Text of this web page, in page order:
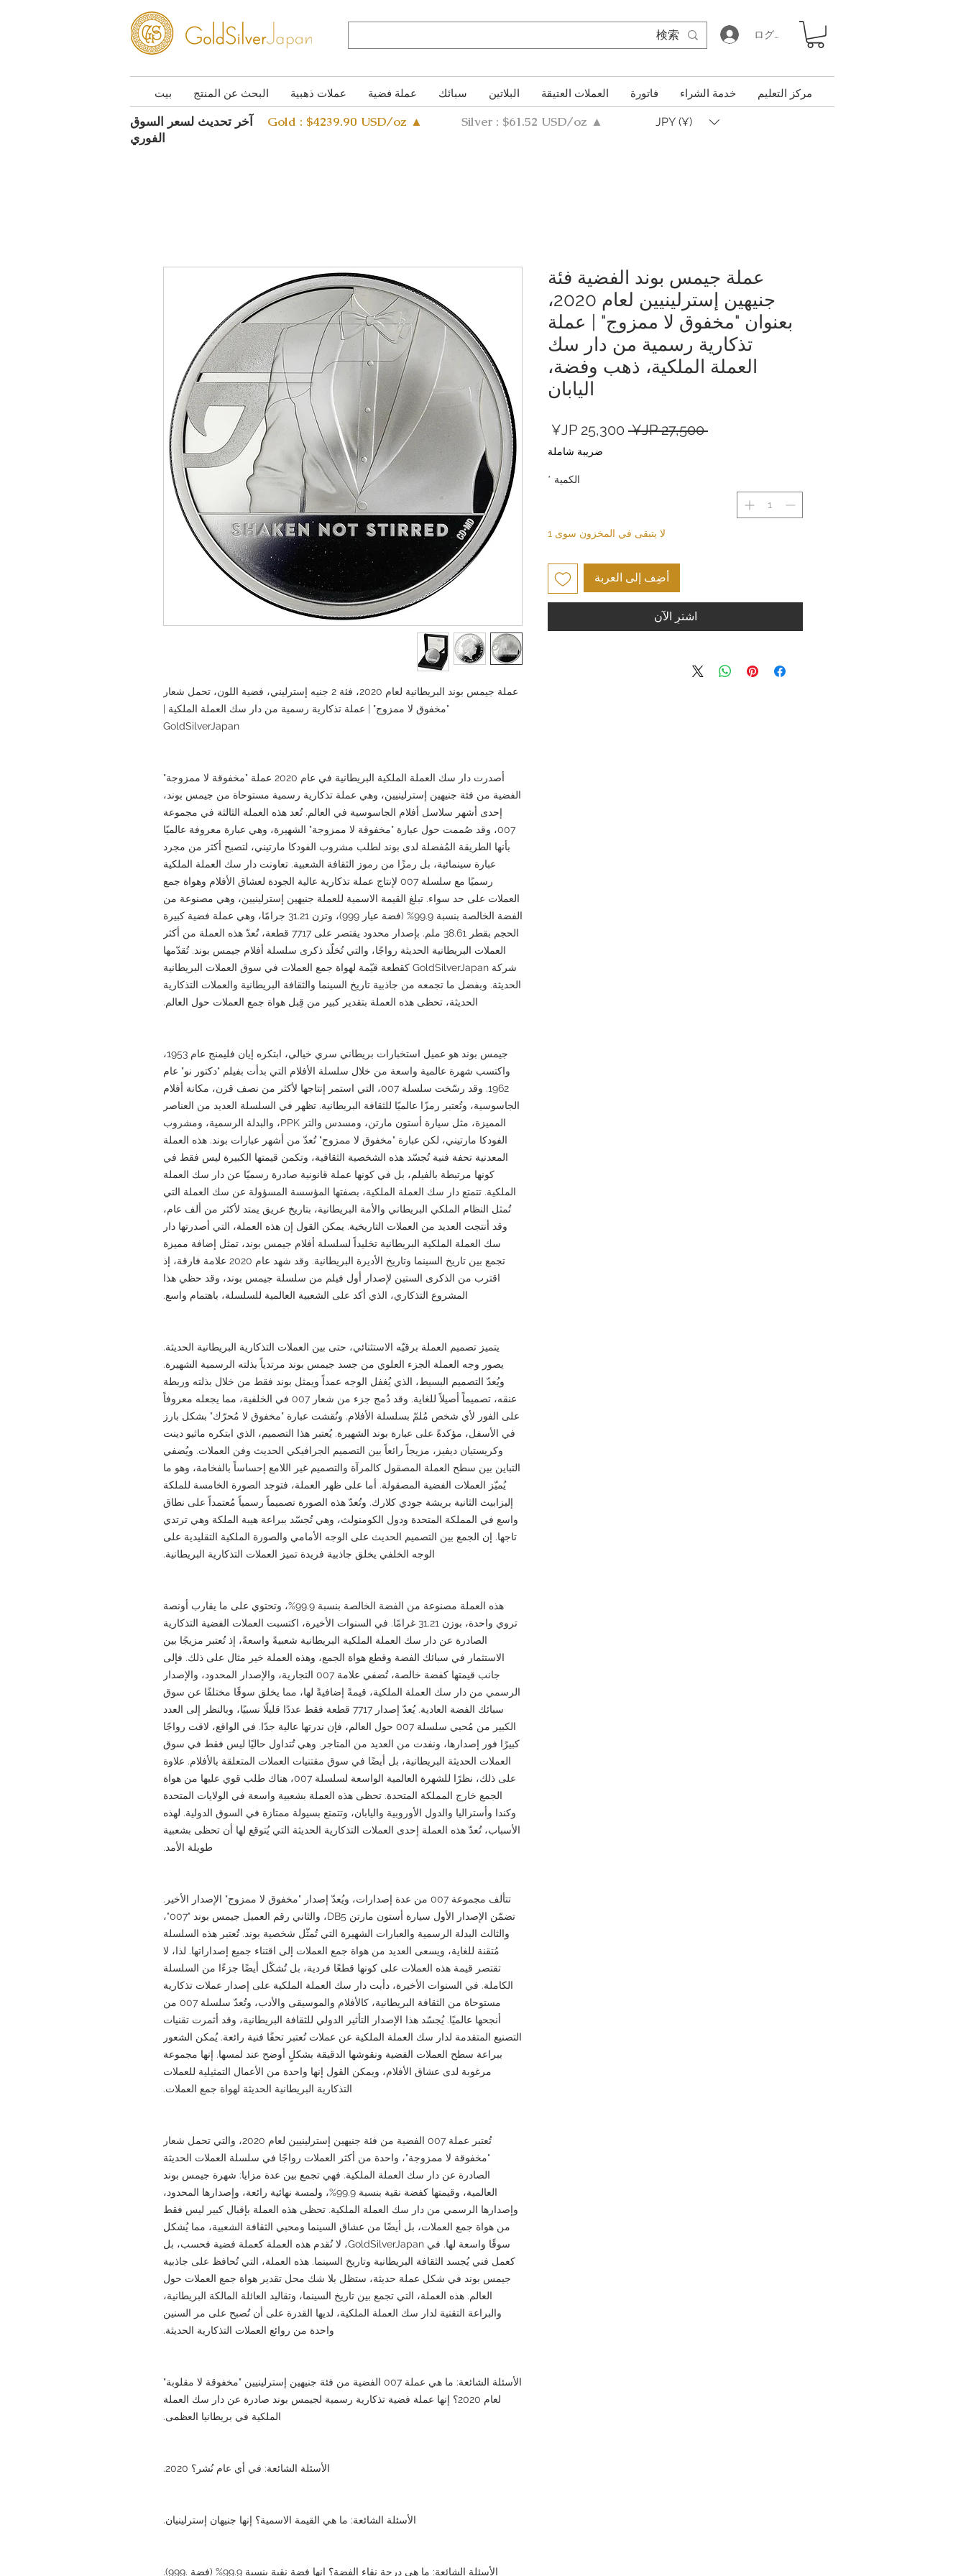
ログイン
بيت البحث عن المنتج عملات ذهبية عملة فضية سبائك البلاتين العملات العتيقة فاتورة خدمة الشراء مركز التعليم
آخر تحديث لسعر السوق
الفوري
Gold : $4239.90 USD/oz ▲ Silver : $61.52 USD/oz ▲ JPY (¥)
عملة جيمس بوند البريطانية لعام 2020، فئة 2 جنيه إسترليني، فضية اللون، تحمل شعار
"مخفوق لا ممزوج" | عملة تذكارية رسمية من دار سك العملة الملكية |
GoldSilverJapan
أصدرت دار سك العملة الملكية البريطانية في عام 2020 عملة "مخفوقة لا ممزوجة"
الفضية من فئة جنيهين إسترلينيين، وهي عملة تذكارية رسمية مستوحاة من جيمس بوند،
إحدى أشهر سلاسل أفلام الجاسوسية في العالم. تُعد هذه العملة الثالثة في مجموعة
007، وقد صُممت حول عبارة "مخفوقة لا ممزوجة" الشهيرة، وهي عبارة معروفة عالميًا
بأنها الطريقة المُفضلة لدى بوند لطلب مشروب الفودكا مارتيني، لتصبح أكثر من مجرد
عبارة سينمائية، بل رمزًا من رموز الثقافة الشعبية. تعاونت دار سك العملة الملكية
رسميًا مع سلسلة 007 لإنتاج عملة تذكارية عالية الجودة لعشاق الأفلام وهواة جمع
العملات على حد سواء. تبلغ القيمة الاسمية للعملة جنيهين إسترلينيين، وهي مصنوعة من
الفضة الخالصة بنسبة 99.9% (فضة عيار 999)، وتزن 31.21 جرامًا، وهي عملة فضية كبيرة
الحجم بقطر 38.61 ملم. بإصدار محدود يقتصر على 7717 قطعة، تُعدّ هذه العملة من أكثر
العملات البريطانية الحديثة رواجًا، والتي تُخلّد ذكرى سلسلة أفلام جيمس بوند. تُقدّمها
شركة GoldSilverJapan كقطعة قيّمة لهواة جمع العملات في سوق العملات البريطانية
الحديثة. وبفضل ما تجمعه من جاذبية تاريخ السينما والثقافة البريطانية والعملات التذكارية
الحديثة، تحظى هذه العملة بتقدير كبير من قِبل هواة جمع العملات حول العالم.
جيمس بوند هو عميل استخبارات بريطاني سري خيالي، ابتكره إيان فليمنج عام 1953،
واكتسب شهرة عالمية واسعة من خلال سلسلة الأفلام التي بدأت بفيلم "دكتور نو" عام
1962. وقد رسّخت سلسلة 007، التي استمر إنتاجها لأكثر من نصف قرن، مكانة أفلام
الجاسوسية، وتُعتبر رمزًا عالميًا للثقافة البريطانية. تظهر في السلسلة العديد من العناصر
المميزة، مثل سيارة أستون مارتن، ومسدس والتر PPK، والبدلة الرسمية، ومشروب
الفودكا مارتيني، لكن عبارة "مخفوق لا ممزوج" تُعدّ من أشهر عبارات بوند. هذه العملة
المعدنية تحفة فنية تُجسّد هذه الشخصية الثقافية، وتكمن قيمتها الكبيرة ليس فقط في
كونها مرتبطة بالفيلم، بل في كونها عملة قانونية صادرة رسميًا عن دار سك العملة
الملكية. تتمتع دار سك العملة الملكية، بصفتها المؤسسة المسؤولة عن سك العملة التي
تُمثل النظام الملكي البريطاني والأمة البريطانية، بتاريخ عريق يمتد لأكثر من ألف عام،
وقد أنتجت العديد من العملات التاريخية. يمكن القول إن هذه العملة، التي أصدرتها دار
سك العملة الملكية البريطانية تخليداً لسلسلة أفلام جيمس بوند، تمثل إضافة مميزة
تجمع بين تاريخ السينما وتاريخ الأديرة البريطانية. وقد شهد عام 2020 علامة فارقة، إذ
اقترب من الذكرى الستين لإصدار أول فيلم من سلسلة جيمس بوند، وقد حظي هذا
المشروع التذكاري، الذي أكد على الشعبية العالمية للسلسلة، باهتمام واسع.
يتميز تصميم العملة برقيّه الاستثنائي، حتى بين العملات التذكارية البريطانية الحديثة.
يصور وجه العملة الجزء العلوي من جسد جيمس بوند مرتدياً بذلته الرسمية الشهيرة.
ويُعدّ التصميم البسيط، الذي يُغفل الوجه عمداً ويمثل بوند فقط من خلال بذلته وربطة
عنقه، تصميماً أصيلاً للغاية. وقد دُمج جزء من شعار 007 في الخلفية، مما يجعله معروفاً
على الفور لأي شخص مُلمّ بسلسلة الأفلام. ونُقشت عبارة "مخفوق لا مُحرّك" بشكل بارز
في الأسفل، مؤكدةً على عبارة بوند الشهيرة. يُعتبر هذا التصميم، الذي ابتكره ماثيو دينت
وكريستيان ديفيز، مزيجاً رائعاً بين التصميم الجرافيكي الحديث وفن العملات. ويُضفي
التباين بين سطح العملة المصقول كالمرآة والتصميم غير اللامع إحساساً بالفخامة، وهو ما
يُميّز العملات الفضية المصقولة. أما على ظهر العملة، فتوجد الصورة الخامسة للملكة
إليزابيث الثانية بريشة جودي كلارك. وتُعدّ هذه الصورة تصميماً رسمياً مُعتمداً على نطاق
واسع في المملكة المتحدة ودول الكومنولث، وهي تُجسّد ببراعة هيبة الملكة وهي ترتدي
تاجها. إن الجمع بين التصميم الحديث على الوجه الأمامي والصورة الملكية التقليدية على
الوجه الخلفي يخلق جاذبية فريدة تميز العملات التذكارية البريطانية.
هذه العملة مصنوعة من الفضة الخالصة بنسبة 99.9%، وتحتوي على ما يقارب أونصة
تروي واحدة، بوزن 31.21 غرامًا. في السنوات الأخيرة، اكتسبت العملات الفضية التذكارية
الصادرة عن دار سك العملة الملكية البريطانية شعبيةً واسعةً، إذ تُعتبر مزيجًا بين
الاستثمار في سبائك الفضة وقطع هواة الجمع، وهذه العملة خير مثال على ذلك. فإلى
جانب قيمتها كفضة خالصة، تُضفي علامة 007 التجارية، والإصدار المحدود، والإصدار
الرسمي من دار سك العملة الملكية، قيمةً إضافيةً لها، مما يخلق سوقًا مختلفًا عن سوق
سبائك الفضة العادية. يُعدّ إصدار 7717 قطعة فقط عددًا قليلًا نسبيًا، وبالنظر إلى العدد
الكبير من مُحبي سلسلة 007 حول العالم، فإن ندرتها عالية جدًا. في الواقع، لاقت رواجًا
كبيرًا فور إصدارها، ونفدت من العديد من المتاجر. وهي تُتداول حاليًا ليس فقط في سوق
العملات الحديثة البريطانية، بل أيضًا في سوق مقتنيات العملات المتعلقة بالأفلام. علاوة
على ذلك، نظرًا للشهرة العالمية الواسعة لسلسلة 007، هناك طلب قوي عليها من هواة
الجمع خارج المملكة المتحدة. تحظى هذه العملة بشعبية واسعة في الولايات المتحدة
وكندا وأستراليا والدول الأوروبية واليابان، وتتمتع بسيولة ممتازة في السوق الدولية. لهذه
الأسباب، تُعدّ هذه العملة إحدى العملات التذكارية الحديثة التي يُتوقع لها أن تحظى بشعبية
طويلة الأمد.
تتألف مجموعة 007 من عدة إصدارات، ويُعدّ إصدار "مخفوق لا ممزوج" الإصدار الأخير.
تضمّن الإصدار الأول سيارة أستون مارتن DB5، والثاني رقم العميل جيمس بوند "007"،
والثالث البدلة الرسمية والعبارات الشهيرة التي تُمثّل شخصية بوند. تُعتبر هذه السلسلة
مُتقنة للغاية، ويسعى العديد من هواة جمع العملات إلى اقتناء جميع إصداراتها. لذا، لا
تقتصر قيمة هذه العملات على كونها قطعًا فردية، بل تُشكّل أيضًا جزءًا من السلسلة
الكاملة. في السنوات الأخيرة، دأبت دار سك العملة الملكية على إصدار عملات تذكارية
مستوحاة من الثقافة البريطانية، كالأفلام والموسيقى والأدب، وتُعدّ سلسلة 007 من
أنجحها عالميًا. يُجسّد هذا الإصدار التأثير الدولي للثقافة البريطانية، وقد أثمرت تقنيات
التصنيع المتقدمة لدار سك العملة الملكية عن عملات تُعتبر تحفًا فنية رائعة. يُمكن الشعور
ببراعة سطح العملات الفضية ونقوشها الدقيقة بشكلٍ أوضح عند لمسها. إنها مجموعة
مرغوبة لدى عشاق الأفلام، ويمكن القول إنها واحدة من الأعمال التمثيلية للعملات
التذكارية البريطانية الحديثة لهواة جمع العملات.
تُعتبر عملة 007 الفضية من فئة جنيهين إسترلينيين لعام 2020، والتي تحمل شعار
"مخفوقة لا ممزوجة"، واحدة من أكثر العملات رواجًا في سلسلة العملات الحديثة
الصادرة عن دار سك العملة الملكية. فهي تجمع بين عدة مزايا: شهرة جيمس بوند
العالمية، وقيمتها كفضة نقية بنسبة 99.9%، ولمسة نهائية رائعة، وإصدارها المحدود،
وإصدارها الرسمي من دار سك العملة الملكية. تحظى هذه العملة بإقبال كبير ليس فقط
من هواة جمع العملات، بل أيضًا من عشاق السينما ومحبي الثقافة الشعبية، مما يُشكل
سوقًا واسعة لها. في GoldSilverJapan، لا نُقدم هذه العملة كعملة فضية فحسب، بل
كعمل فني يُجسد الثقافة البريطانية وتاريخ السينما. هذه العملة، التي تُحافظ على جاذبية
جيمس بوند في شكل عملة حديثة، ستظل بلا شك محل تقدير هواة جمع العملات حول
العالم. هذه العملة، التي تجمع بين تاريخ السينما، وتقاليد العائلة المالكة البريطانية،
والبراعة التقنية لدار سك العملة الملكية، لديها القدرة على أن تُصبح على مر السنين
واحدة من روائع العملات التذكارية الحديثة.
الأسئلة الشائعة: ما هي عملة 007 الفضية من فئة جنيهين إسترلينيين "مخفوقة لا مقلوبة"
لعام 2020؟ إنها عملة فضية تذكارية رسمية لجيمس بوند صادرة عن دار سك العملة
الملكية في بريطانيا العظمى.
الأسئلة الشائعة: في أي عام نُشر؟ 2020.
الأسئلة الشائعة: ما هي القيمة الاسمية؟ إنها جنيهان إسترلينيان.
الأسئلة الشائعة: ما هي درجة نقاء الفضة؟ إنها فضة نقية بنسبة 99.9% (فضة .999).
عملة جيمس بوند الفضية فئة
جنيهين إسترلينيين لعام 2020،
بعنوان "مخفوق لا ممزوج" | عملة
تذكارية رسمية من دار سك
العملة الملكية، ذهب وفضة،
اليابان
‏27,500 JP¥
سعر
البيعضريبة شاملة
الكمية *
لا يتبقى في المخزون سوى 1
أضِف إلى العربة
اشترِ الآن